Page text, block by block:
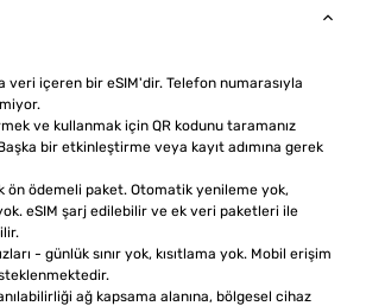
veri içeren bir eSIM'dir. Telefon numarasıyla
ve kullanmak için QR kodunu taramanız
bir etkinleştirme veya kayıt adımına gerek
ön ödemeli paket. Otomatik yenileme yok,
eSIM şarj edilebilir ve ek veri paketleri ile
- günlük sınır yok, kısıtlama yok. Mobil erişim
ağ kapsama alanına, bölgesel cihaz